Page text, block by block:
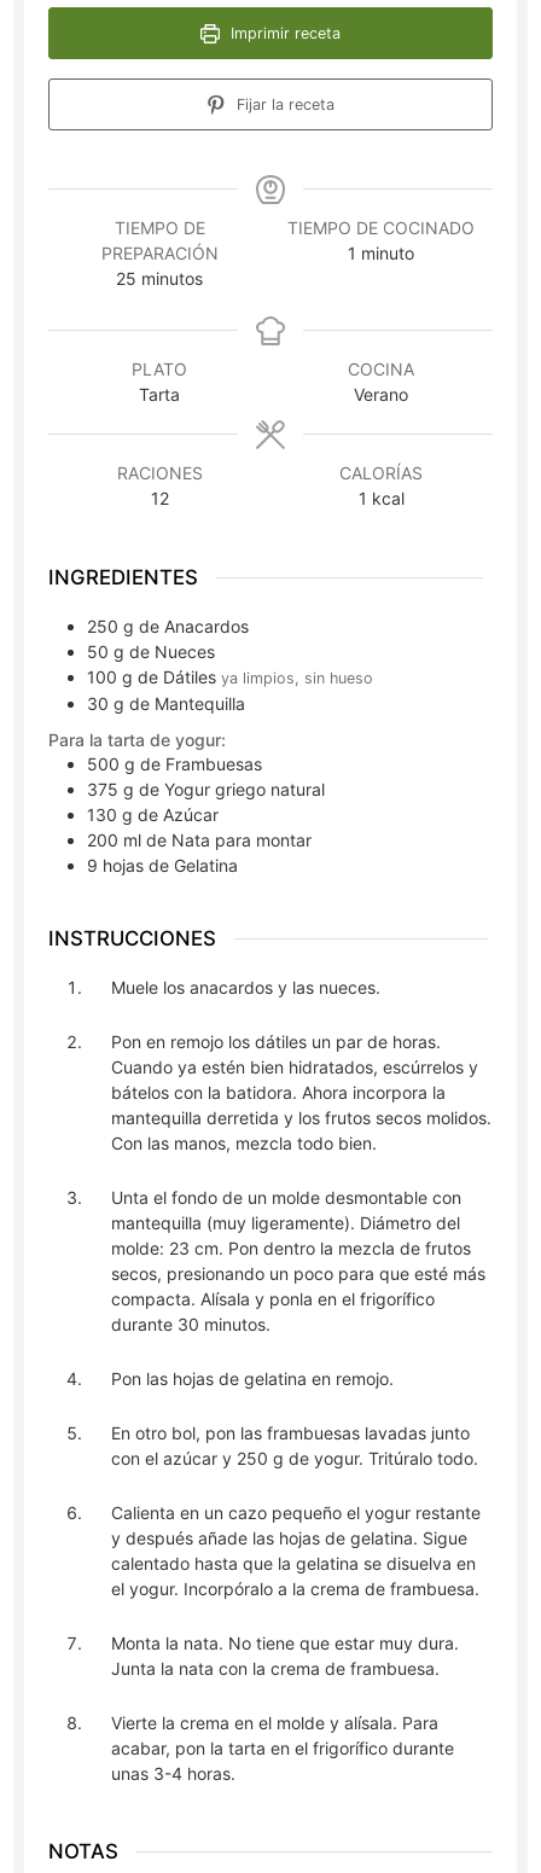
Imprimir receta
Fijar la receta
TIEMPO DE
PREPARACIÓN
25 minutos
minutos
TIEMPO DE COCINADO
1 minuto
minuto
PLATO
Tarta
COCINA
Verano
RACIONES
12
CALORÍAS
1 kcal
INGREDIENTES
250 g de Anacardos
50 g de Nueces
100 g de Dátilesya limpios, sin hueso
30 g de Mantequilla
Para la tarta de yogur:
500 g de Frambuesas
375 g de Yogur griego natural
130 g de Azúcar
200 ml de Nata para montar
9 hojas de Gelatina
INSTRUCCIONES
Muele los anacardos y las nueces.
Pon en remojo los dátiles un par de horas.
Cuando ya estén bien hidratados, escúrrelos y
bátelos con la batidora. Ahora incorpora la
mantequilla derretida y los frutos secos molidos.
Con las manos, mezcla todo bien.
Unta el fondo de un molde desmontable con
mantequilla (muy ligeramente). Diámetro del
molde: 23 cm. Pon dentro la mezcla de frutos
secos, presionando un poco para que esté más
compacta. Alísala y ponla en el frigorífico
durante 30 minutos.
Pon las hojas de gelatina en remojo.
En otro bol, pon las frambuesas lavadas junto
con el azúcar y 250 g de yogur. Tritúralo todo.
Calienta en un cazo pequeño el yogur restante
y después añade las hojas de gelatina. Sigue
calentado hasta que la gelatina se disuelva en
el yogur. Incorpóralo a la crema de frambuesa.
Monta la nata. No tiene que estar muy dura.
Junta la nata con la crema de frambuesa.
Vierte la crema en el molde y alísala. Para
acabar, pon la tarta en el frigorífico durante
unas 3-4 horas.
NOTAS